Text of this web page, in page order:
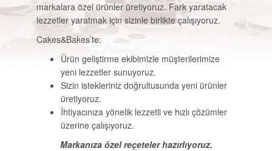
markalara özel ürünler üretiyoruz. Fark yaratacak
lezzetler yaratmak için sizinle birlikte çalışıyoruz.
Cakes&Bakes’te:
Ürün geliştirme ekibimizle müşterilerimize
yeni lezzetler sunuyoruz.
Sizin istekleriniz doğrultusunda yeni ürünler
üretiyoruz.
İhtiyacınıza yönelik lezzetli ve hızlı çözümler
üzerine çalışıyoruz.
Markanıza özel reçeteler hazırlıyoruz.